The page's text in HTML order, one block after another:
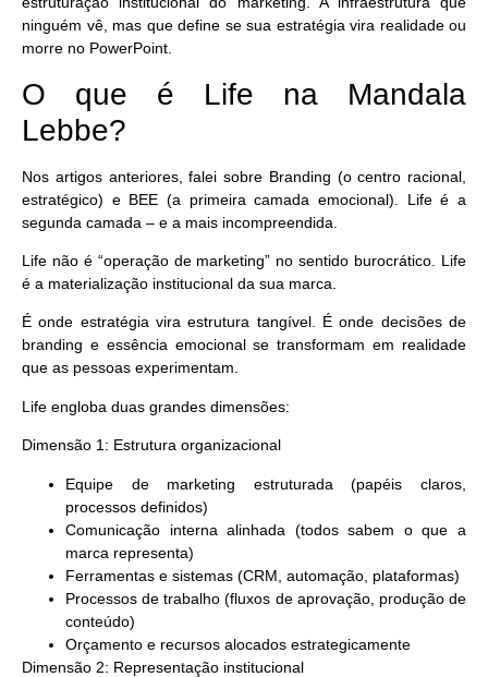
ninguém vê, mas que define se sua estratégia vira realidade ou
morre no PowerPoint.
O que é Life na Mandala
Lebbe?
Nos artigos anteriores, falei sobre Branding (o centro racional,
estratégico) e BEE (a primeira camada emocional). Life é a
segunda camada – e a mais incompreendida.
Life não é “operação de marketing” no sentido burocrático. Life
é a materialização institucional da sua marca.
É onde estratégia vira estrutura tangível. É onde decisões de
branding e essência emocional se transformam em realidade
que as pessoas experimentam.
Life engloba duas grandes dimensões:
Dimensão 1: Estrutura organizacional
Equipe de marketing estruturada (papéis claros,
processos definidos)
Comunicação interna alinhada (todos sabem o que a
marca representa)
Ferramentas e sistemas (CRM, automação, plataformas)
Processos de trabalho (fluxos de aprovação, produção de
conteúdo)
Orçamento e recursos alocados estrategicamente
Dimensão 2: Representação institucional